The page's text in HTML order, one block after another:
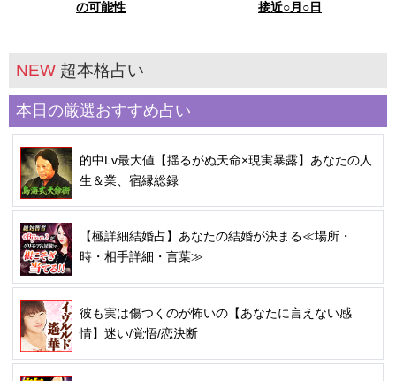
の可能性
接近○月○日
NEW 超本格占い
本日の厳選おすすめ占い
的中Lv最大値【揺るがぬ天命×現実暴露】あなたの人
生＆業、宿縁総録
【極詳細結婚占】あなたの結婚が決まる≪場所・
時・相手詳細・言葉≫
彼も実は傷つくのが怖いの【あなたに言えない感
情】迷い/覚悟/恋決断